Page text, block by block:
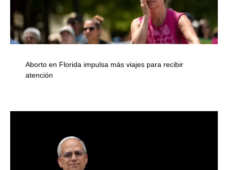
Aborto en Florida impulsa más viajes para recibir
atención